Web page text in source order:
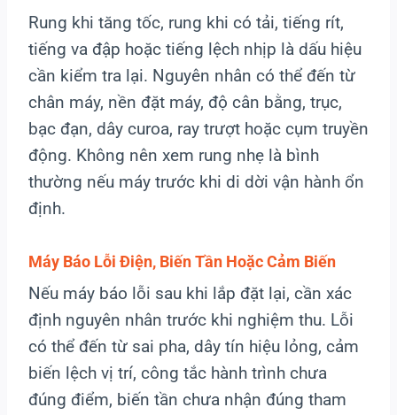
Rung khi tăng tốc, rung khi có tải, tiếng rít,
tiếng va đập hoặc tiếng lệch nhịp là dấu hiệu
cần kiểm tra lại. Nguyên nhân có thể đến từ
chân máy, nền đặt máy, độ cân bằng, trục,
bạc đạn, dây curoa, ray trượt hoặc cụm truyền
động. Không nên xem rung nhẹ là bình
thường nếu máy trước khi di dời vận hành ổn
định.
Máy Báo Lỗi Điện, Biến Tần Hoặc Cảm Biến
Nếu máy báo lỗi sau khi lắp đặt lại, cần xác
định nguyên nhân trước khi nghiệm thu. Lỗi
có thể đến từ sai pha, dây tín hiệu lỏng, cảm
biến lệch vị trí, công tắc hành trình chưa
đúng điểm, biến tần chưa nhận đúng tham